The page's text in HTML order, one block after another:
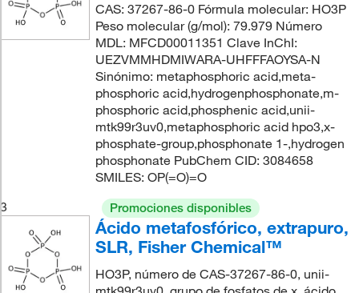
CAS: 37267-86-0 Fórmula molecular: HO3P
Peso molecular (g/mol): 79.979 Número
MDL: MFCD00011351 Clave InChI:
UEZVMMHDMIWARA-UHFFFAOYSA-N
Sinónimo: metaphosphoric acid,meta-
phosphoric acid,hydrogenphosphonate,m-
phosphoric acid,phosphenic acid,unii-
mtk99r3uv0,metaphosphoric acid hpo3,x-
phosphate-group,phosphonate 1-,hydrogen
phosphonate PubChem CID: 3084658
SMILES: OP(=O)=O
3
Promociones disponibles
Ácido metafosfórico, extrapuro,
SLR, Fisher Chemical™
HO3P, número de CAS-37267-86-0, unii-